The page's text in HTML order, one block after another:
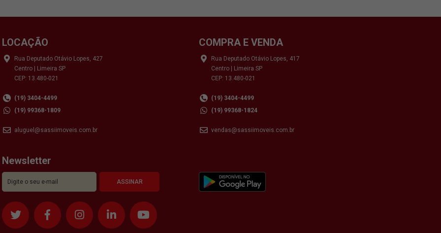
LOCAÇÃO
Rua Deputado Otávio Lopes, 427
Centro | Limeira SP
CEP: 13.480-021
(19) 3404-4499
(19) 99368-1809
aluguel@sassiimoveis.com.br
COMPRA E VENDA
Rua Deputado Otávio Lopes, 417
Centro | Limeira SP
CEP: 13.480-021
(19) 3404-4499
(19) 99368-1824
vendas@sassiimoveis.com.br
Newsletter